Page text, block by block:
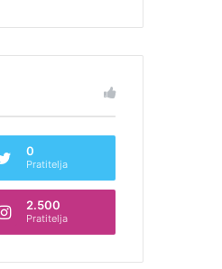
0
Pratitelja
2.500
Pratitelja